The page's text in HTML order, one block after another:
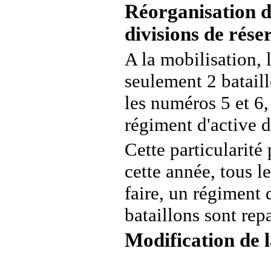
Réorganisation
divisions de
A la mobilisation,
seulement 2
les numéros 5 et
régiment d'active
Cette particularité
cette année, tous
faire, un régiment
bataillons sont
Modification de